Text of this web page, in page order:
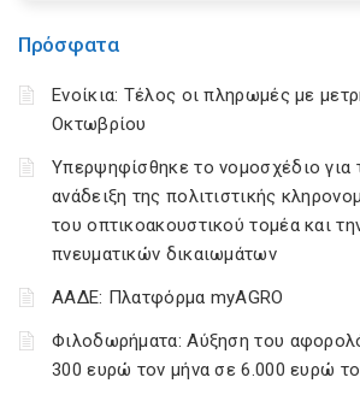
Πρόσφατα
Ενοίκια: Τέλος οι πληρωμές με
Οκτωβρίου
Υπερψηφίσθηκε το νομοσχέδιο για
ανάδειξη της πολιτιστικής
του οπτικοακουστικού τομέα και
πνευματικών δικαιωμάτων
ΑΑΔΕ: Πλατφόρμα myAGRO
Φιλοδωρήματα: Αύξηση του
300 ευρώ τον μήνα σε 6.000 ευρώ